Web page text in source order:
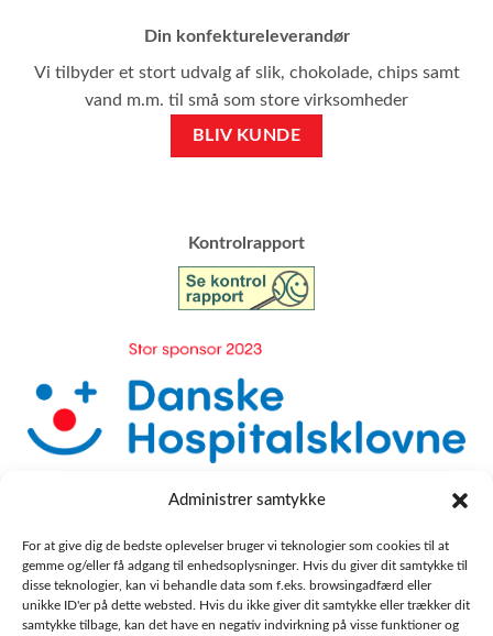
Administrer samtykke
For at give dig de bedste oplevelser bruger vi teknologier som cookies til at
gemme og/eller få adgang til enhedsoplysninger. Hvis du giver dit samtykke til
disse teknologier, kan vi behandle data som f.eks. browsingadfærd eller
unikke ID'er på dette websted. Hvis du ikke giver dit samtykke eller trækker dit
samtykke tilbage, kan det have en negativ indvirkning på visse funktioner og
Din konfektureleverandør
Vi tilbyder et stort udvalg af slik, chokolade, chips samt
vand m.m. til små som store virksomheder
BLIV KUNDE
​Kontrolrapport